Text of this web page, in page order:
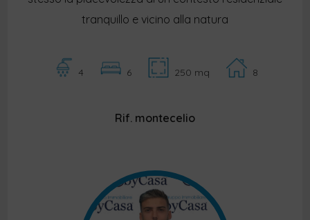
tranquillo e vicino alla natura
4 6 250 mq 8
Rif. montecelio